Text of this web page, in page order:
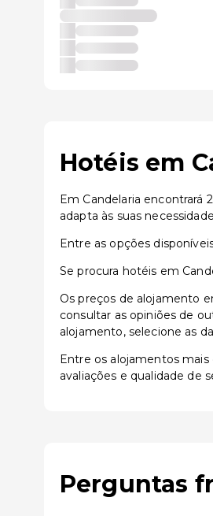
Hotéis em
Em Candelaria encontrará
adapta às suas
Entre as opções
Se procura hotéis em
Os preços de alojamento
consultar as opiniões de
alojamento, selecione as
Entre os alojamentos
avaliações e qualidade de
Perguntas